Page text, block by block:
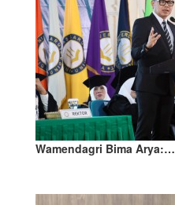
Wamendagri Bima Arya:…